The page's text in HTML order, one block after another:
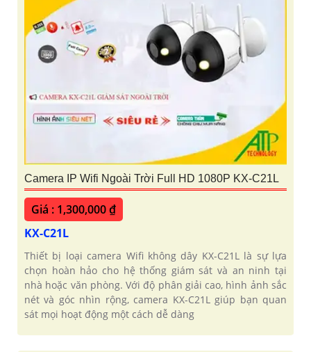
Camera IP Wifi Ngoài Trời Full HD 1080P KX-C21L
Giá : 1,300,000 ₫
KX-C21L
Thiết bị loại camera Wifi không dây KX-C21L là sự lựa
chọn hoàn hảo cho hệ thống giám sát và an ninh tại
nhà hoặc văn phòng. Với độ phân giải cao, hình ảnh sắc
nét và góc nhìn rộng, camera KX-C21L giúp bạn quan
sát mọi hoạt động một cách dễ dàng